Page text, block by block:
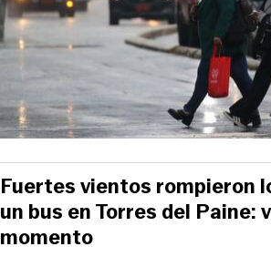
Fuertes vientos rompieron
un bus en Torres del Paine:
momento